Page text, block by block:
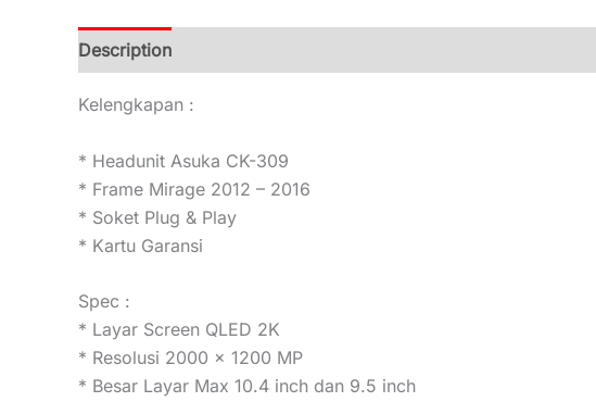
Description
Kelengkapan :
* Headunit Asuka CK-309
* Frame Mirage 2012 – 2016
* Soket Plug & Play
* Kartu Garansi
Spec :
* Layar Screen QLED 2K
* Resolusi 2000 x 1200 MP
* Besar Layar Max 10.4 inch dan 9.5 inch